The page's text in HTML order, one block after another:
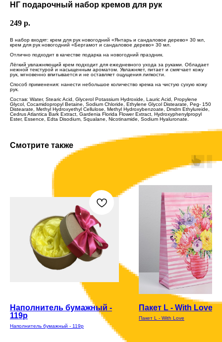
НГ подарочный набор кремов для рук
249 р.
В набор входят: крем для рук новогодний «Янтарь и сандаловое дерево» 30 мл,
крем для рук новогодний «Бергамот и сандаловое дерево» 30 мл.
Отлично подходит в качестве подарка на новогодний праздник.
Лёгкий увлажняющий крем подходит для ежедневного ухода за руками. Обладает
нежной текстурой и насыщенным ароматом. Увлажняет, питает и смягчает кожу
рук, мгновенно впитывается и не оставляет ощущения липкости.
Способ применения: нанести небольшое количество крема на чистую сухую кожу
рук.
Состав: Water, Stearic Acid, Glycerol Potassium Hydroxide, Lauric Acid, Propylene
Glycol, Cocamidopropyl Betaine, Sodium Chloride, Ethylene Glycol Distearate, Peg- 150
Distearate, Methyl Hydroxyethyl Cellulose, Methyl Hydroxybenzoate, Dmdm Ethylureide,
Cedrus Atlantica Bark Extract, Gardenia Florida Flower Extract, Hydroxyphenylpropyl
Ester, Essence, Edta Disodium, Squalane, Nicotinamide, Sodium Hyaluronate.
Смотрите также
Наполнитель бумажный -
119р
Наполнитель бумажный - 119р
Пакет L - With Love
Пакет L - With Love